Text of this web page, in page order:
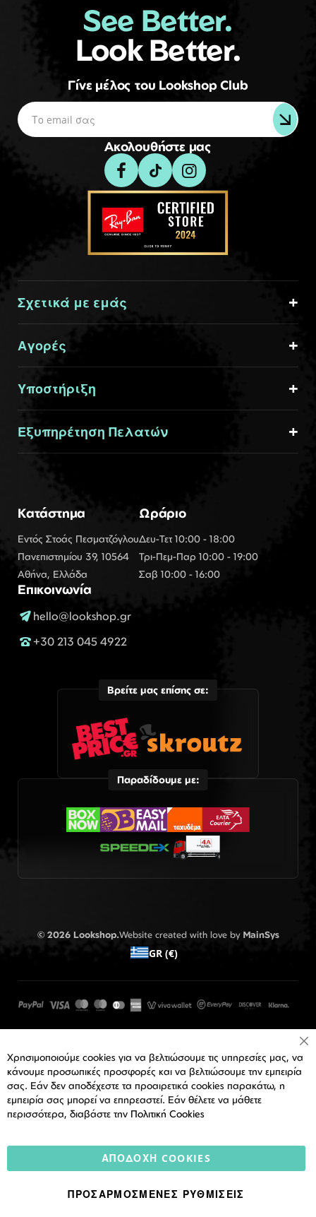
See Better.
Look Better.
Γίνε μέλος του Lookshop Club
Ακολουθήστε μας
Σχετικά με εμάς
Αγορές
Υποστήριξη
Εξυπηρέτηση Πελατών
Κατάστημα
Εντός Στοάς Πεσματζόγλου
Πανεπιστημίου 39, 10564
Αθήνα, Ελλάδα
Ωράριο
Δευ-Τετ 10:00 - 18:00
Τρι-Πεμ-Παρ 10:00 - 19:00
Σαβ 10:00 - 16:00
Επικοινωνία
hello@lookshop.gr
+30 213 045 4922
Βρείτε μας επίσης σε:
Παραδίδουμε με:
© 2026 Lookshop.Website created with love by MainSys
GR (€)
Χρησιμοποιούμε cookies για να βελτιώσουμε τις υπηρεσίες μας, να
κάνουμε προσωπικές προσφορές και να βελτιώσουμε την εμπειρία
σας. Εάν δεν αποδέχεστε τα προαιρετικά cookies παρακάτω, η
εμπειρία σας μπορεί να επηρεαστεί. Εάν θέλετε να μάθετε
περισσότερα, διαβάστε την Πολιτική Cookies
ΑΠΟΔΟΧΉ COOKIES
ΠΡΟΣΑΡΜΟΣΜΈΝΕΣ ΡΥΘΜΊΣΕΙΣ